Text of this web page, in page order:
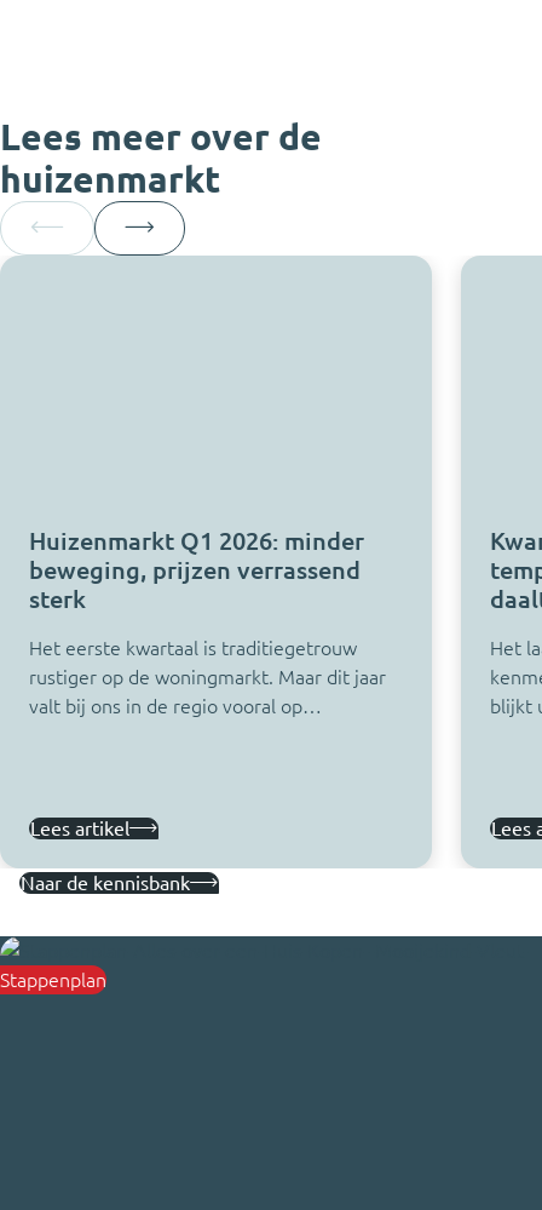
Lees meer over de
huizenmarkt
Huizenmarkt Q1 2026: minder
beweging, prijzen verrassend
sterk
Het eerste kwartaal is traditiegetrouw
rustiger op de woningmarkt. Maar dit jaar
valt bij ons in de regio vooral op…
Lees artikel
Het
blijkt
Lees
Naar de kennisbank
Stappenplan